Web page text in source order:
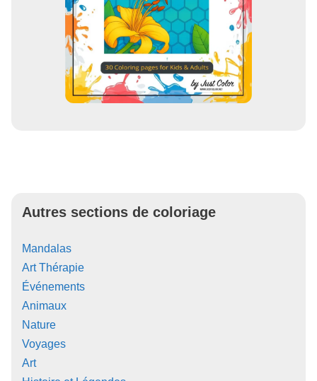
Autres sections de coloriage
Mandalas
Art Thérapie
Événements
Animaux
Nature
Voyages
Art